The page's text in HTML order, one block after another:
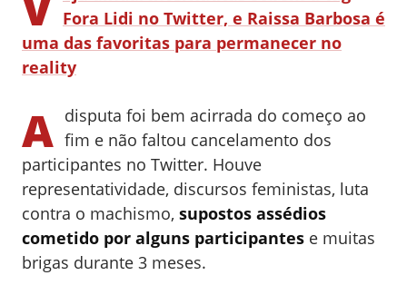
Fora Lidi no Twitter, e Raissa Barbosa é
uma das favoritas para permanecer no
reality
A disputa foi bem acirrada do começo ao
fim e não faltou cancelamento dos
participantes no Twitter. Houve
representatividade, discursos feministas, luta
contra o machismo, supostos assédios
cometido por alguns participantes e muitas
brigas durante 3 meses.